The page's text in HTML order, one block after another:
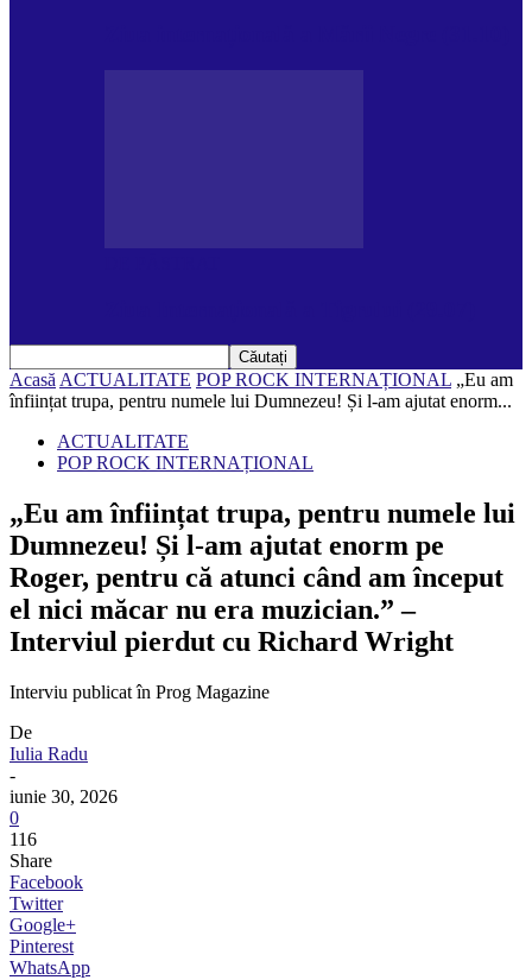
Acasă ACTUALITATE POP ROCK INTERNAȚIONAL „Eu am
înființat trupa, pentru numele lui Dumnezeu! Și l-am ajutat enorm...
ACTUALITATE
POP ROCK INTERNAȚIONAL
„Eu am înființat trupa, pentru numele lui
Dumnezeu! Și l-am ajutat enorm pe
Roger, pentru că atunci când am început
el nici măcar nu era muzician.” –
Interviul pierdut cu Richard Wright
Interviu publicat în Prog Magazine
De
Iulia Radu
-
iunie 30, 2026
0
116
Share
Facebook
Twitter
Google+
Pinterest
WhatsApp